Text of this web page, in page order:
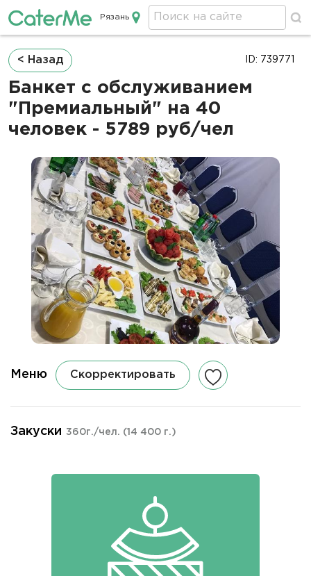
Кейтеринг в Рязани
Рязань
Строка
навигации
< Назад
Банкет с обслуживанием
"Премиальный" на 40
человек - 5789 руб/чел
ID: 739771
Меню Скорректировать
Закуски 360г./чел. (14 400 г.)